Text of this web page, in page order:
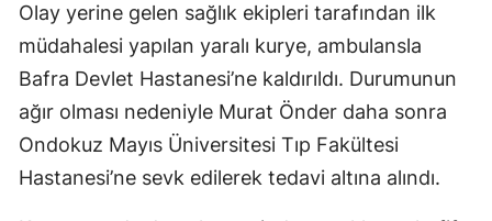
Olay yerine gelen sağlık ekipleri tarafından ilk
müdahalesi yapılan yaralı kurye, ambulansla
Bafra Devlet Hastanesi’ne kaldırıldı. Durumunun
ağır olması nedeniyle Murat Önder daha sonra
Ondokuz Mayıs Üniversitesi Tıp Fakültesi
Hastanesi’ne sevk edilerek tedavi altına alındı.